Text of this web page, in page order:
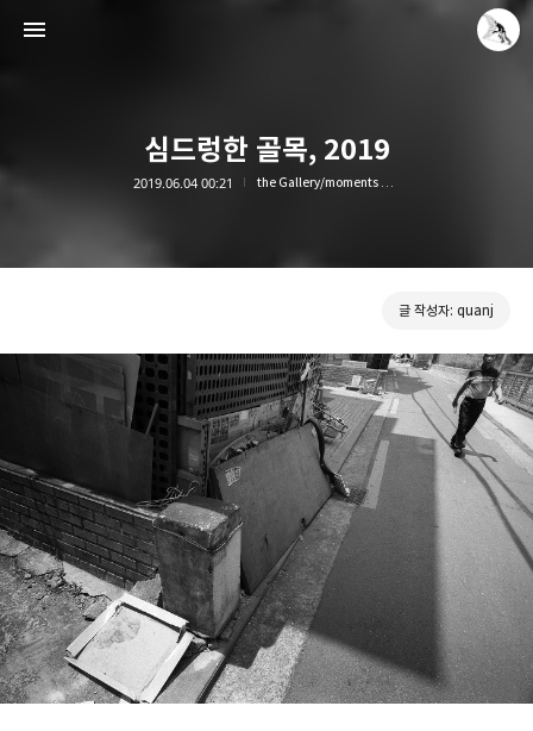
심드렁한 골목, 2019
2019.06.04 00:21 the Gallery/moments on streets
글 작성자: quanj
Leica Sisyphus